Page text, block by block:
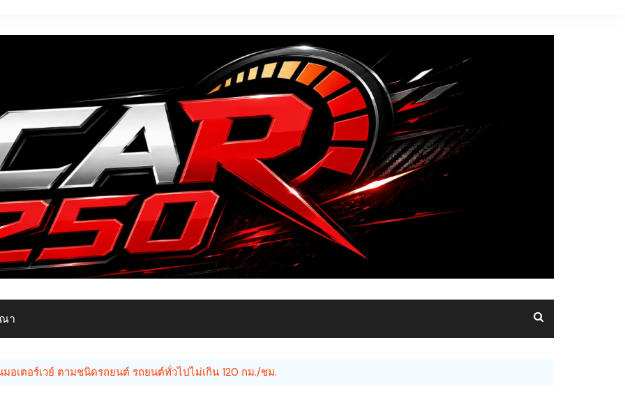
า
อเตอร์เวย์ ตามชนิดรถยนต์ รถยนต์ทั่วไปไม่เกิน 120 กม./ชม.